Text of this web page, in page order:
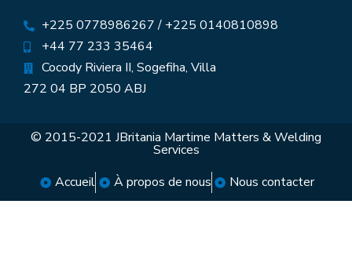
+225 0778986267 / +225 0140810898
+44 77 233 35464
Cocody Riviera II, Sogefiha, Villa
272 04 BP 2050 ABJ
© 2015-2021 JBritania Martime Matters & Welding
Services
Accueil
À propos de nous Nous contacter